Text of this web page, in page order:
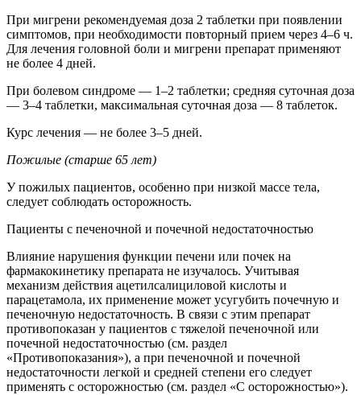
При мигрени рекомендуемая доза 2 таблетки при появлении
симптомов, при необходимости повторный прием через 4–6 ч.
Для лечения головной боли и мигрени препарат применяют
не более 4 дней.
При болевом синдроме — 1–2 таблетки; средняя суточная доза
— 3–4 таблетки, максимальная суточная доза — 8 таблеток.
Курс лечения — не более 3–5 дней.
Пожилые (старше 65 лет)
У пожилых пациентов, особенно при низкой массе тела,
следует соблюдать осторожность.
Пациенты с печеночной и почечной недостаточностью
Влияние нарушения функции печени или почек на
фармакокинетику препарата не изучалось. Учитывая
механизм действия ацетилсалициловой кислоты и
парацетамола, их применение может усугубить почечную и
печеночную недостаточность. В связи с этим препарат
противопоказан у пациентов с тяжелой печеночной или
почечной недостаточностью (см. раздел
«Противопоказания»), а при печеночной и почечной
недостаточности легкой и средней степени его следует
применять с осторожностью (см. раздел «С осторожностью»).